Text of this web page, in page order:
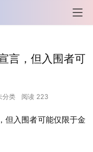
言，但入围者可
分类 阅读 223
但入围者可能仅限于金